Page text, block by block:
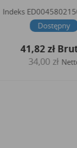
Indeks
Dostępny
41,82 zł
34,00 zł